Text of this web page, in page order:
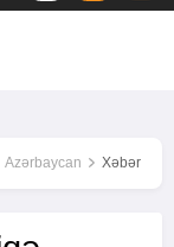
Azərbaycan Xəbər